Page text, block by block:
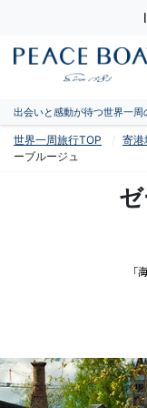
出会いと感動が待つ世界一周
世界一周旅行TOP 寄港
ーブルージュ
｢